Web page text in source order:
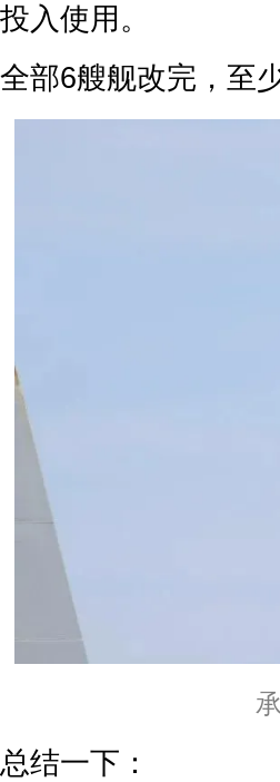
投入使用。
全部6艘舰改完，至
总结一下：